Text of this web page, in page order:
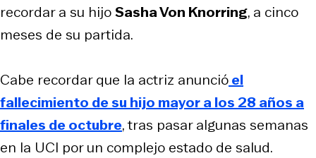
recordar a su hijoSasha Von Knorring, a cinco
meses de su partida.
Cabe recordar que la actriz anuncióel
fallecimiento de su hijo mayor a los 28 años a
finales de octubre, tras pasar algunas semanas
en la UCI por un complejo estado de salud.